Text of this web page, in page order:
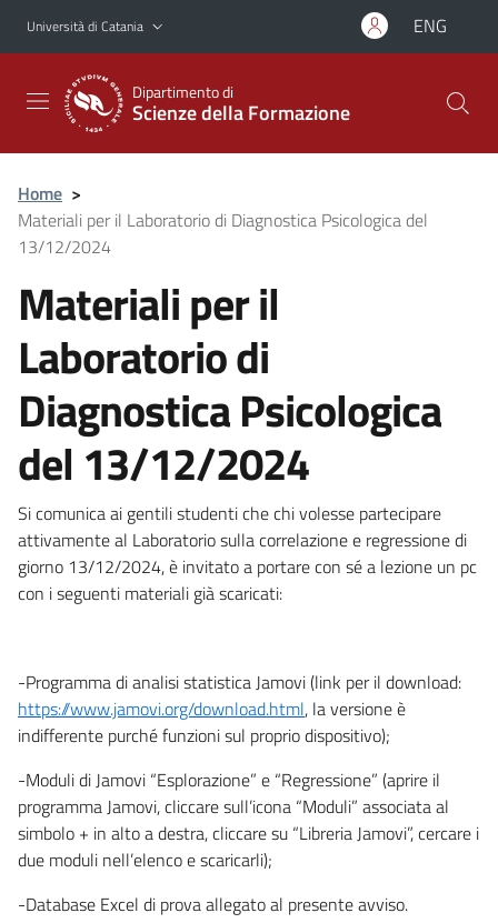
Vai al contenuto principale
Vai al menu di navigazione
Università di Catania ENG
Dipartimento di
Scienze della Formazione
Home >
Materiali per il Laboratorio di Diagnostica Psicologica del
13/12/2024
Materiali per il
Laboratorio di
Diagnostica Psicologica
del 13/12/2024
Si comunica ai gentili studenti che chi volesse partecipare
attivamente al Laboratorio sulla correlazione e regressione di
giorno 13/12/2024, è invitato a portare con sé a lezione un pc
con i seguenti materiali già scaricati:
-Programma di analisi statistica Jamovi (link per il download:
https://www.jamovi.org/download.html, la versione è
indifferente purché funzioni sul proprio dispositivo);
-Moduli di Jamovi “Esplorazione” e “Regressione” (aprire il
programma Jamovi, cliccare sull’icona “Moduli” associata al
simbolo + in alto a destra, cliccare su “Libreria Jamovi”, cercare i
due moduli nell’elenco e scaricarli);
-Database Excel di prova allegato al presente avviso.